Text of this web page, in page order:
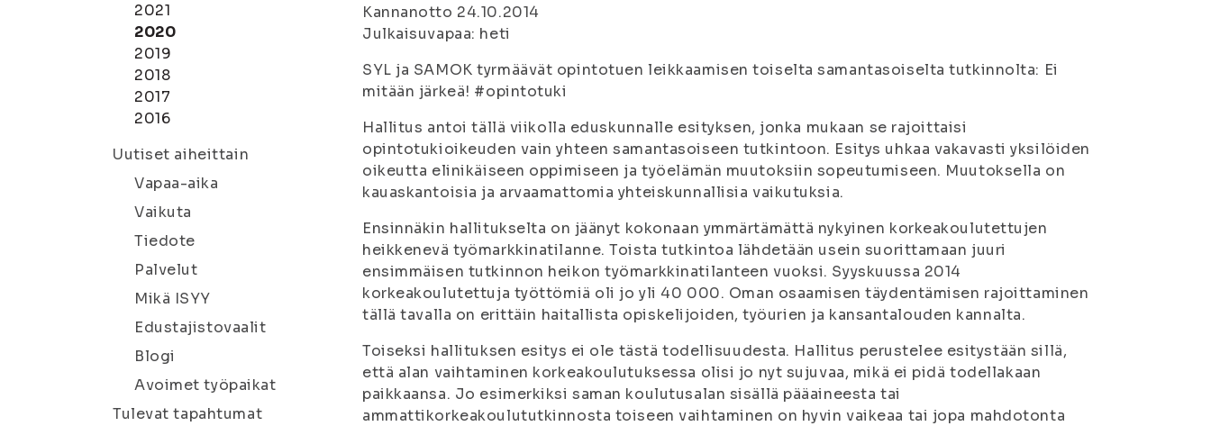
2021
2020
2019
2018
2017
2016
Uutiset aiheittain
Vapaa-aika
Vaikuta
Tiedote
Palvelut
Mikä ISYY
Edustajistovaalit
Blogi
Avoimet työpaikat
Tulevat tapahtumat
Kannanotto 24.10.2014
Julkaisuvapaa: heti
SYL ja SAMOK tyrmäävät opintotuen leikkaamisen toiselta samantasoiselta tutkinnolta: Ei
mitään järkeä! #opintotuki
Hallitus antoi tällä viikolla eduskunnalle esityksen, jonka mukaan se rajoittaisi
opintotukioikeuden vain yhteen samantasoiseen tutkintoon. Esitys uhkaa vakavasti yksilöiden
oikeutta elinikäiseen oppimiseen ja työelämän muutoksiin sopeutumiseen. Muutoksella on
kauaskantoisia ja arvaamattomia yhteiskunnallisia vaikutuksia.
Ensinnäkin hallitukselta on jäänyt kokonaan ymmärtämättä nykyinen korkeakoulutettujen
heikkenevä työmarkkinatilanne. Toista tutkintoa lähdetään usein suorittamaan juuri
ensimmäisen tutkinnon heikon työmarkkinatilanteen vuoksi. Syyskuussa 2014
korkeakoulutettuja työttömiä oli jo yli 40 000. Oman osaamisen täydentämisen rajoittaminen
tällä tavalla on erittäin haitallista opiskelijoiden, työurien ja kansantalouden kannalta.
Toiseksi hallituksen esitys ei ole tästä todellisuudesta. Hallitus perustelee esitystään sillä,
että alan vaihtaminen korkeakoulutuksessa olisi jo nyt sujuvaa, mikä ei pidä todellakaan
paikkaansa. Jo esimerkiksi saman koulutusalan sisällä pääaineesta tai
ammattikorkeakoulututkinnosta toiseen vaihtaminen on hyvin vaikeaa tai jopa mahdotonta